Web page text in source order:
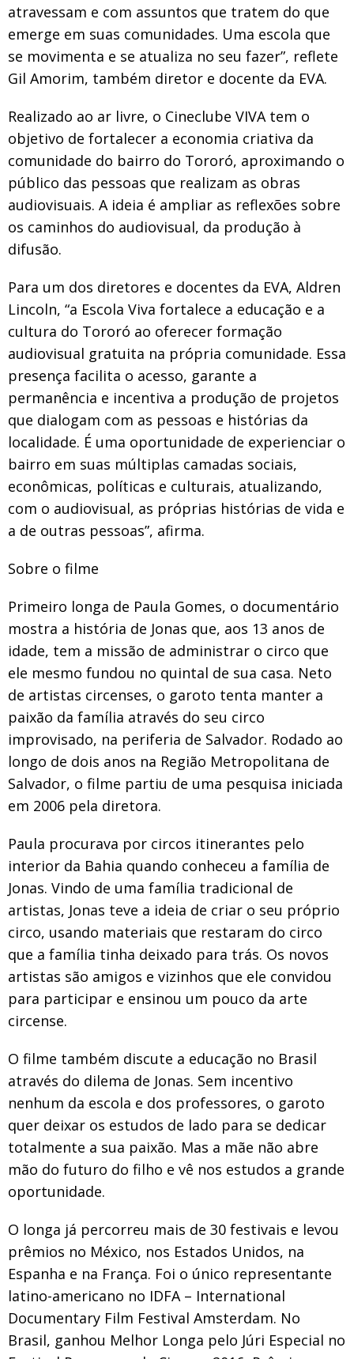
atravessam e com assuntos que tratem do que
emerge em suas comunidades. Uma escola que
se movimenta e se atualiza no seu fazer”, reflete
Gil Amorim, também diretor e docente da EVA.
Realizado ao ar livre, o Cineclube VIVA tem o
objetivo de fortalecer a economia criativa da
comunidade do bairro do Tororó, aproximando o
público das pessoas que realizam as obras
audiovisuais. A ideia é ampliar as reflexões sobre
os caminhos do audiovisual, da produção à
difusão.
Para um dos diretores e docentes da EVA, Aldren
Lincoln, “a Escola Viva fortalece a educação e a
cultura do Tororó ao oferecer formação
audiovisual gratuita na própria comunidade. Essa
presença facilita o acesso, garante a
permanência e incentiva a produção de projetos
que dialogam com as pessoas e histórias da
localidade. É uma oportunidade de experienciar o
bairro em suas múltiplas camadas sociais,
econômicas, políticas e culturais, atualizando,
com o audiovisual, as próprias histórias de vida e
a de outras pessoas”, afirma.
Sobre o filme
Primeiro longa de Paula Gomes, o documentário
mostra a história de Jonas que, aos 13 anos de
idade, tem a missão de administrar o circo que
ele mesmo fundou no quintal de sua casa. Neto
de artistas circenses, o garoto tenta manter a
paixão da família através do seu circo
improvisado, na periferia de Salvador. Rodado ao
longo de dois anos na Região Metropolitana de
Salvador, o filme partiu de uma pesquisa iniciada
em 2006 pela diretora.
Paula procurava por circos itinerantes pelo
interior da Bahia quando conheceu a família de
Jonas. Vindo de uma família tradicional de
artistas, Jonas teve a ideia de criar o seu próprio
circo, usando materiais que restaram do circo
que a família tinha deixado para trás. Os novos
artistas são amigos e vizinhos que ele convidou
para participar e ensinou um pouco da arte
circense.
O filme também discute a educação no Brasil
através do dilema de Jonas. Sem incentivo
nenhum da escola e dos professores, o garoto
quer deixar os estudos de lado para se dedicar
totalmente a sua paixão. Mas a mãe não abre
mão do futuro do filho e vê nos estudos a grande
oportunidade.
O longa já percorreu mais de 30 festivais e levou
prêmios no México, nos Estados Unidos, na
Espanha e na França. Foi o único representante
latino-americano no IDFA – International
Documentary Film Festival Amsterdam. No
Brasil, ganhou Melhor Longa pelo Júri Especial no